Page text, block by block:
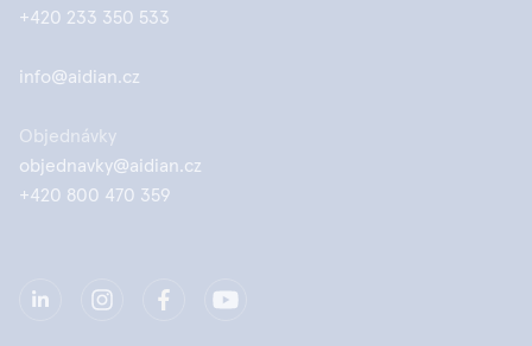
+420 233 350 533
info@aidian.cz
Objednávky
objednavky@aidian.cz
+420 800 470 359